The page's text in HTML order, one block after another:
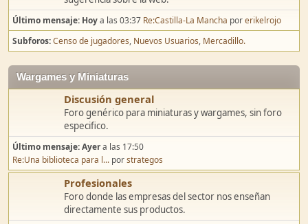
Último mensaje: Hoya las 03:37 Re:Castilla-La Mancha porerikelrojo
Subforos Censo de jugadores Nuevos Usuarios Mercadillo.
Wargames y Miniaturas
Discusión general
Foro genérico para miniaturas y wargames, sin foro
especifico.
Último mensaje:Ayera las 17:50
Re:Una biblioteca para l... porstrategos
Profesionales
Foro donde las empresas del sector nos enseñan
directamente sus productos.